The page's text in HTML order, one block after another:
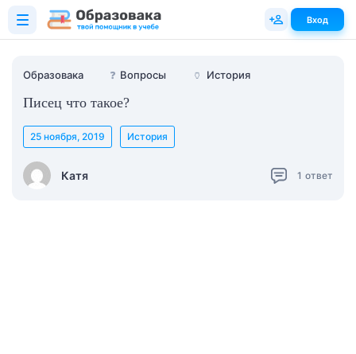
Образовака ❓ Вопросы 🏺 История
Писец что такое?
Катя
25 ноября, 2019 История
1 ответ
Вход